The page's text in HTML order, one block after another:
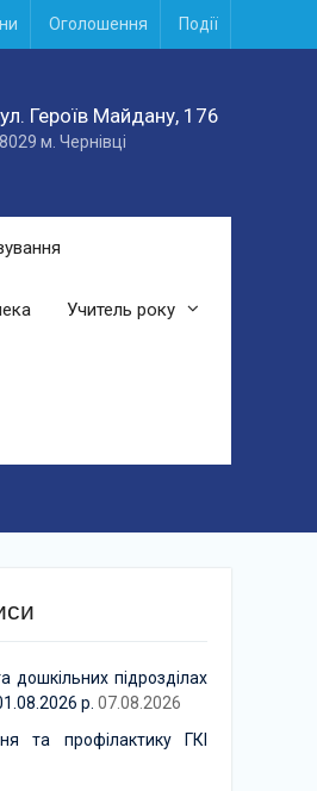
Оголошення Події
Героїв Майдану, 176
м. Чернівці
Учитель року
дошкільних підрозділах
р. 07.08.2026
та профілактику ГКІ